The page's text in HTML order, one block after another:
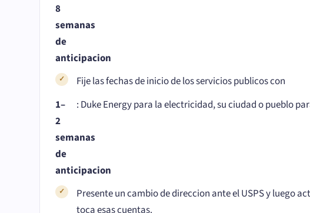
8
semanas
de
anticipacion
Fije las fechas de inicio de los servicios publicos con
1–
2
semanas
de
anticipacion
: Duke Energy para la electricidad, su ciudad o pueblo
Presente un cambio de direccion ante el USPS y luego
toca esas cuentas.